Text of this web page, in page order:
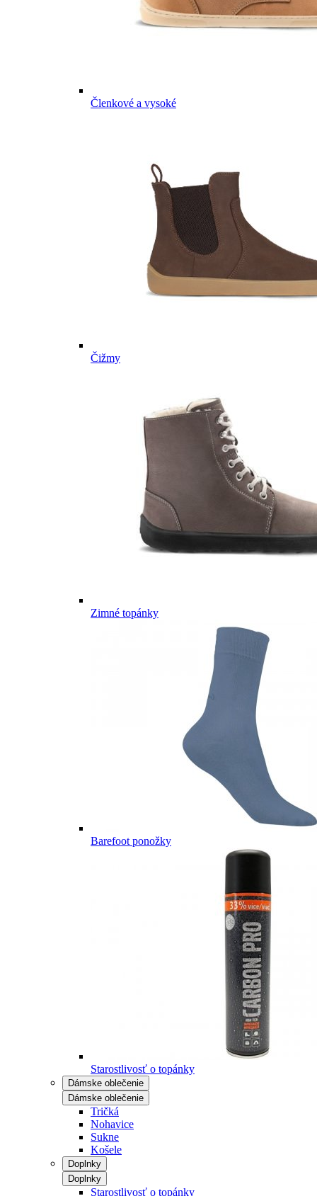
Členkové a vysoké
Čižmy
Zimné topánky
Barefoot ponožky
Starostlivosť o topánky
Dámske oblečenie
Dámske oblečenie
Tričká
Nohavice
Sukne
Košele
Doplnky
Doplnky
Starostlivosť o topánky